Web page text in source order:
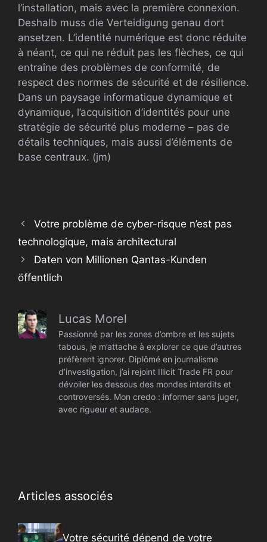
l’installation, mais avec la première connexion.
Deshalb muss die Verteidigung genau dort
ansetzen. L’identité numérique est donc réduite
à néant, ce qui ne réduit pas les flèches, ce qui
entraîne des problèmes de conformité, de
respect des normes de sécurité et de résilience.
Dans un paysage informatique dynamique et
dynamique, l’acquisition d’identités pour une
stratégie de sécurité plus moderne – pas de
détails techniques, mais aussi d’éléments de
base centraux. (jm)
Votre problème de cyber-risque n’est pas
technologique, mais architectural
Daten von Millionen Qantas-Kunden
öffentlich
Lucas Morel
Passionné par les zones d’ombre et les sujets
tabous, je m’attache à explorer ce que d’autres
préfèrent ignorer. Diplômé en journalisme
d’investigation, j’ai rejoint Illicit Trade FR pour
dévoiler les dessous des mondes interdits et
controversés. Mon credo : informer sans juger,
avec rigueur et audace.
Articles associés
Votre sécurité dépend de votre